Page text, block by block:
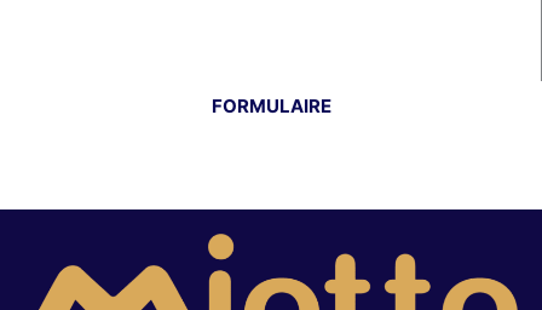
FORMULAIRE